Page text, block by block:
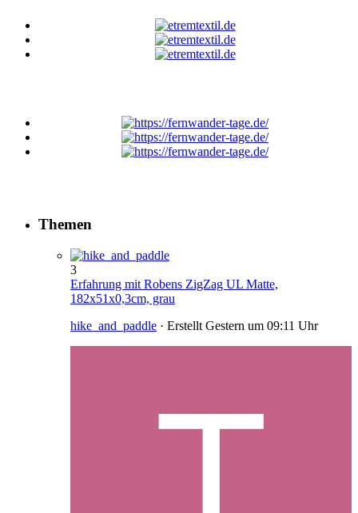
Themen
3
Erfahrung mit Robens ZigZag UL Matte,
182x51x0,3cm, grau
hike_and_paddle · Erstellt Gestern um 09:11 Uhr